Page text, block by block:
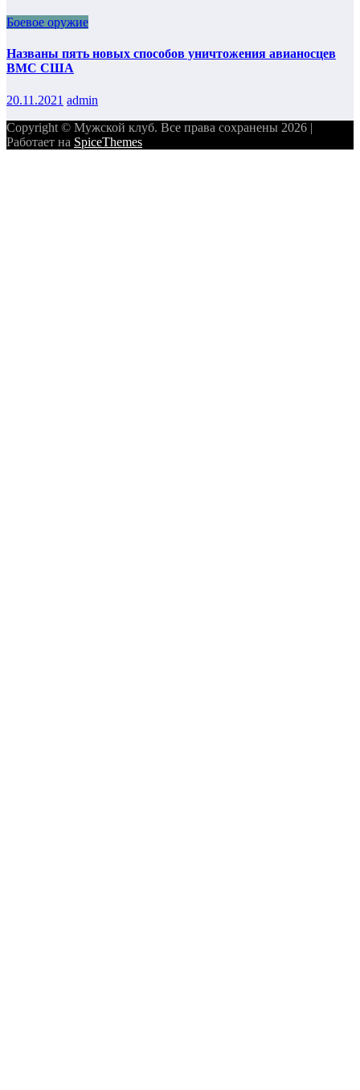
Боевое оружие
Названы пять новых способов уничтожения авианосцев
ВМС США
20.11.2021 admin
Copyright © Мужской клуб. Все права сохранены 2026 |
Работает на SpiceThemes